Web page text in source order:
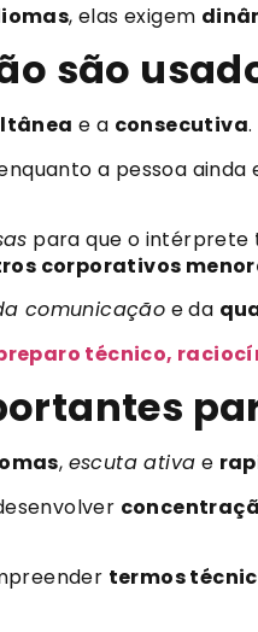
, elas exigem
são
e a consecutiva.
a pessoa
para que o intérprete
corporativos
comunicação e da
técnico,
, escuta ativa e
termos